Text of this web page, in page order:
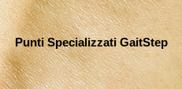
Punti Specializzati GaitStep